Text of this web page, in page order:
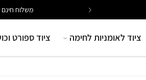
משלוח חינם
ציוד לאומניות לחימה ציוד ספורט